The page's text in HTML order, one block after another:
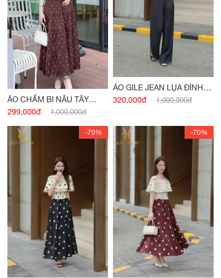
ÁO CHẤM BI NÂU TÂY
CHUN EO
299,000đ 1,000,000đ
ÁO GILE JEAN LỤA ĐÍNH
CÚC
320,000đ 1,000,000đ
-70% -70%